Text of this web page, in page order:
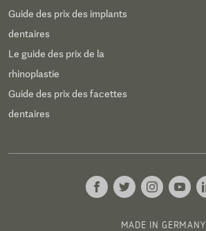
Guide des prix des implants
dentaires
Le guide des prix de la
rhinoplastie
Guide des prix des facettes
dentaires
MADE IN GERMANY